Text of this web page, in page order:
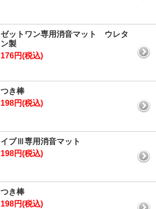
ゼットワン専用消音マット ウレタ
ン製
176円(税込)
つき棒
198円(税込)
イブⅢ専用消音マット
198円(税込)
つき棒
198円(税込)